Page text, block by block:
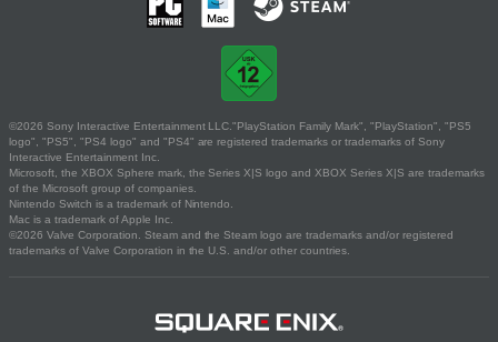
©2026 Sony Interactive Entertainment LLC."PlayStation Family Mark", "PlayStation", "PS5
logo", "PS5", "PS4 logo" and "PS4" are registered trademarks or trademarks of Sony
Interactive Entertainment Inc.
Microsoft, the XBOX Sphere mark, the Series X|S logo and XBOX Series X|S are trademarks
of the Microsoft group of companies.
Nintendo Switch is a trademark of Nintendo.
Mac is a trademark of Apple Inc.
©2026 Valve Corporation. Steam and the Steam logo are trademarks and/or registered
trademarks of Valve Corporation in the U.S. and/or other countries.